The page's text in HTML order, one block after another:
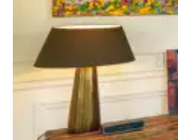
Attenante
Vasque double
Baignoire